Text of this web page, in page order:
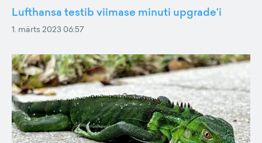
Lufthansa testib viimase minuti upgrade'i
1. märts 2023 06:57